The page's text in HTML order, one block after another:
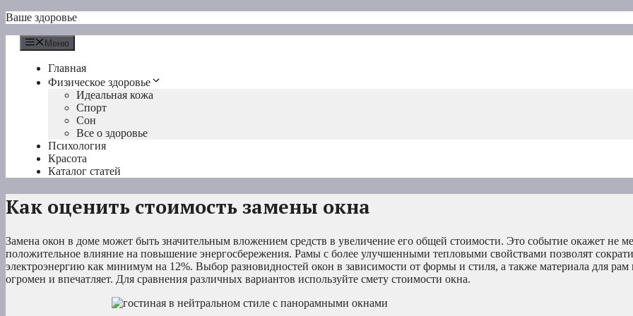
Перейти
содержимому
Ваше здоровье
Меню
Главная
Физическое здоровье
Идеальная кожа
Спорт
Сон
Все о здоровье
Психология
Красота
Каталог статей
Как оценить стоимость замены окна
Замена окон в доме может быть значительным вложением средств в увеличение его общей стоимости. Это событие окажет не
положительное влияние на повышение энергосбережения. Рамы с более улучшенными тепловыми свойствами позволят
электроэнергию как минимум на 12%. Выбор разновидностей окон в зависимости от формы и стиля, а также материала для рам
огромен и впечатляет. Для сравнения различных вариантов используйте смету стоимости окна.